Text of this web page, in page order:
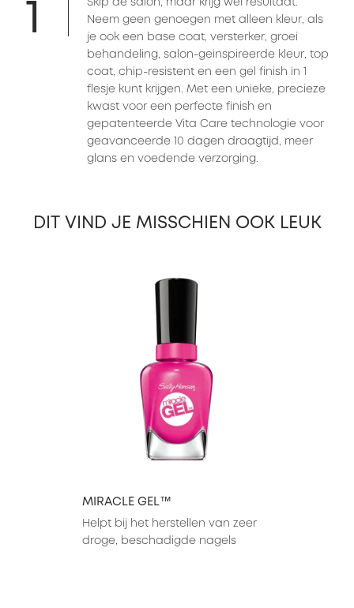
1
Neem geen genoegen met alleen kleur, als
je ook een base coat, versterker, groei
behandeling, salon-geinspireerde kleur, top
coat, chip-resistent en een gel finish in 1
flesje kunt krijgen. Met een unieke, precieze
kwast voor een perfecte finish en
gepatenteerde Vita Care technologie voor
geavanceerde 10 dagen draagtijd, meer
glans en voedende verzorging.
DIT VIND JE MISSCHIEN OOK LEUK
MIRACLE GEL™
Helpt bij het herstellen van zeer
droge, beschadigde nagels